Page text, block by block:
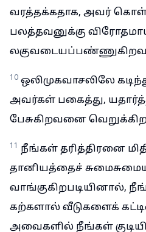
வரத்தக்கதாக, அவர்
பலத்தவனுக்கு
10 ஒலிமுகவாசலிலே
அவர்கள் பகைத்து,
பேசுகிறவனை
11 நீங்கள் தரித்திரனை
தானியத்தைச்
வாங்குகிறபடியினால்,
கற்களால் வீடுகளைக்
அவைகளில் நீங்கள்